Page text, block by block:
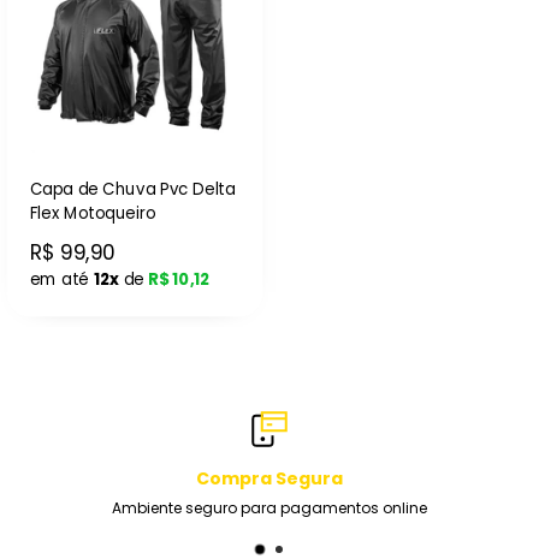
Capa de Chuva Pvc Delta
Flex Motoqueiro
R$ 99,90
em até 12xde R$ 10,12
Compra Segura
Ambiente seguro para pagamentos online